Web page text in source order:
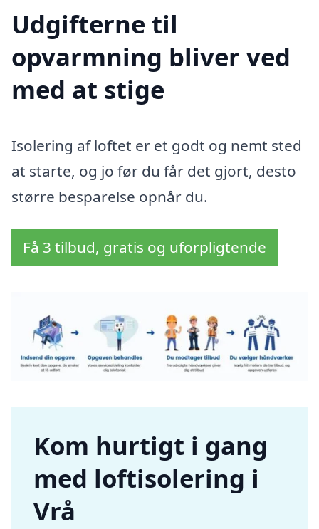
Udgifterne til
opvarmning bliver ved
med at stige
Isolering af loftet er et godt og nemt sted
at starte, og jo før du får det gjort, desto
større besparelse opnår du.
Få 3 tilbud, gratis og uforpligtende
Kom hurtigt i gang
med loftisolering i
Vrå